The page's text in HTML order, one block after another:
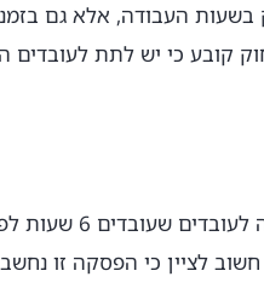
העבודה, אלא גם
קובע כי יש לתת לעובדים
החוק מחייב מתן
חשוב לציין כי הפסקה זו